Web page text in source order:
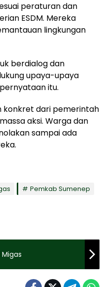
peraturan dan
ESDM. Mereka
lingkungan
berdialog dan
upaya-upaya
itu.
konkret dari pemerintah
aksi. Warga dan
sampai ada
Pemkab Sumenep